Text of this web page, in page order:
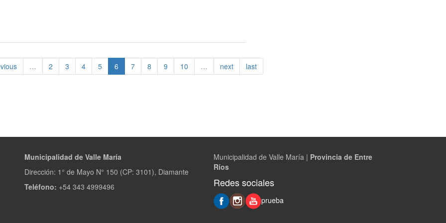
… 2 3 4 5 6 7 8 9 10 … next last
Municipalidad de Valle María
Dirección: 1° de Mayo N° 150 (CP: 3101), Diamante
Teléfono: +54 343 4999496
Municipalidad de Valle María | Provincia de Entre
Ríos
Redes sociales
prueba